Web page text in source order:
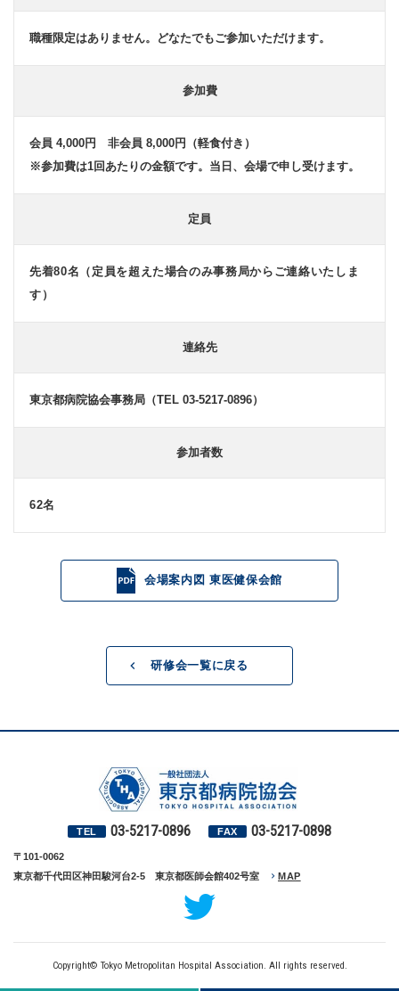
職種限定はありません。どなたでもご参加いただけます。
参加費
会員 4,000円 非会員 8,000円（軽食付き）
※参加費は1回あたりの金額です。当日、会場で申し受けます。
定員
先着80名 （定員を超えた場合のみ事務局からご連絡いたしま
す）
連絡先
東京都病院協会事務局（TEL 03-5217-0896）
参加者数
62名
会場案内図 東医健保会館
研修会一覧に戻る
TEL 03-5217-0896 FAX 03-5217-0898
〒101-0062
東京都千代田区神田駿河台2-5 東京都医師会館402号室
MAP
Copyright© Tokyo Metropolitan Hospital Association. All rights reserved.